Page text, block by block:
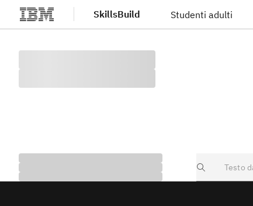
Vai al contenuto principaleSkillsBuild Studenti adulti
Search